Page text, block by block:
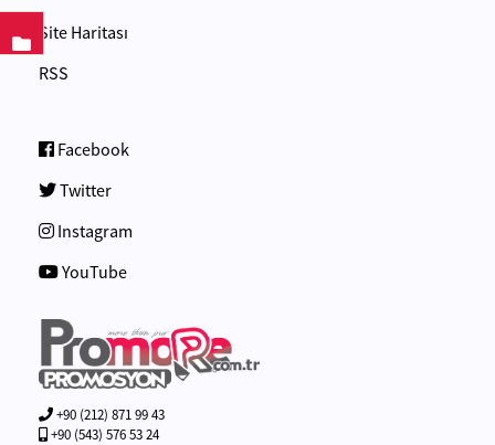
Site Haritası
RSS
Facebook
Twitter
Instagram
YouTube
+90 (212) 871 99 43
+90 (543) 576 53 24